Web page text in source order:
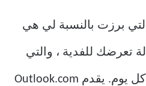
برزت بالنسبة لي هي
تعرضك للفدية ، والتي
أصبحت بصراحة شائعة كل يوم. يقدم Outlook.com